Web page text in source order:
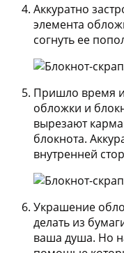
Аккуратно
элемента
согнуть ее
Пришло время
обложки и
вырезают
блокнота.
внутренней
Украшение
делать из
ваша душа. Но